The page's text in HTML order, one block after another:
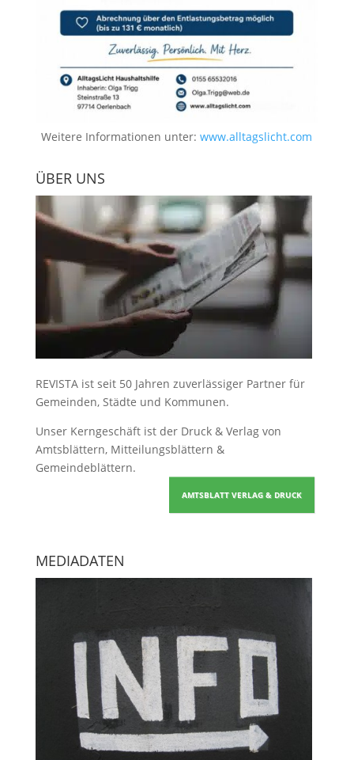
Weitere Informationen unter:www.alltagslicht.com
ÜBER UNS
REVISTA ist seit 50 Jahren zuverlässiger Partner für
Gemeinden, Städte und Kommunen.
Unser Kerngeschäft ist der Druck & Verlag von
Amtsblättern, Mitteilungsblättern &
Gemeindeblättern.
AMTSBLATT VERLAG & DRUCK
MEDIADATEN